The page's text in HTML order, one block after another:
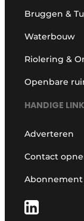
Bruggen &
Waterbouw
Riolering &
Openbare
HANDIGE
Adverteren
Contact
Abonnement